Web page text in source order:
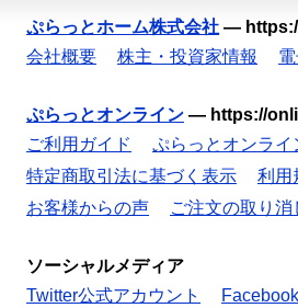
ぷらっとホーム株式会社 —
会社概要
株主・投資家情報
ぷらっとオンライン — https://
ご利用ガイド
ぷらっとオンライ
特定商取引法に基づく表示
利用
お客様からの声
ご注文の取り消
ソーシャルメディア
Twitter公式アカウント